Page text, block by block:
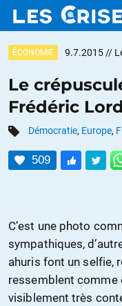
DOSSIERS
CATÉGORIES
NOUS
CONTACTER
FAIRE UN
DON
ÉCONOMIE 9.7.2015 //
Le
Frédéric
Démocratie, Europe,
509
C’est une photo
sympathiques,
ahuris font un selfie,
ressemblent comme
visiblement très